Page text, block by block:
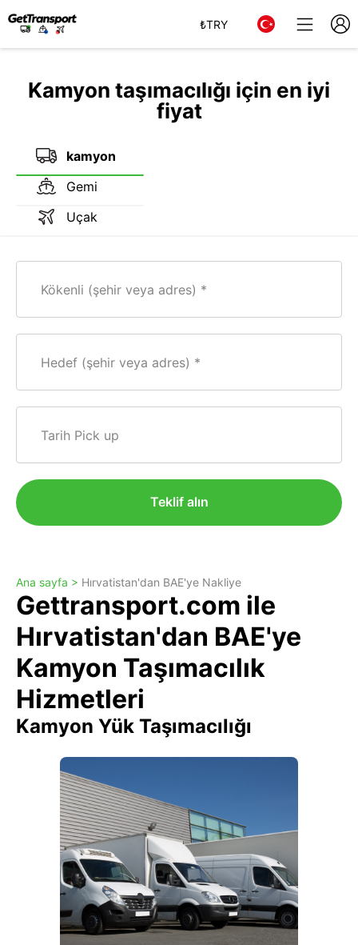
₺TRY
Kamyon taşımacılığı için en iyi
fiyat
kamyon
Gemi
Uçak
Kökenli (şehir veya adres)
Hedef (şehir veya adres)
Tarih Pick up
Teklif alın
Ana sayfa > Hırvatistan'dan BAE'ye Nakliye
Gettransport.com ile
Hırvatistan'dan BAE'ye
Kamyon Taşımacılık
Hizmetleri
Kamyon Yük Taşımacılığı